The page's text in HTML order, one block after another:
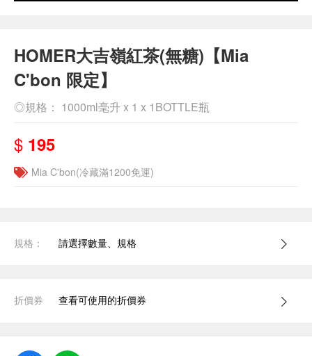
HOMER大吉嶺紅茶(無糖)【Mia
C'bon 限定】
◎規格： 1000ml毫升 x 1 x 1BOTTLE瓶
$ 195
Mia C'bon(冷藏滿1200免運)
規格： 請選擇數量、規格
折價券 查看可使用的折價券